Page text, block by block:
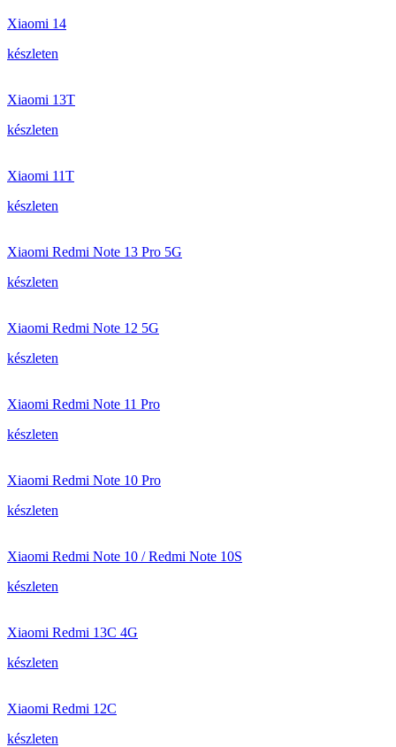
Xiaomi 14
készleten
Xiaomi 13T
készleten
Xiaomi 11T
készleten
Xiaomi Redmi Note 13 Pro 5G
készleten
Xiaomi Redmi Note 12 5G
készleten
Xiaomi Redmi Note 11 Pro
készleten
Xiaomi Redmi Note 10 Pro
készleten
Xiaomi Redmi Note 10 / Redmi Note 10S
készleten
Xiaomi Redmi 13C 4G
készleten
Xiaomi Redmi 12C
készleten